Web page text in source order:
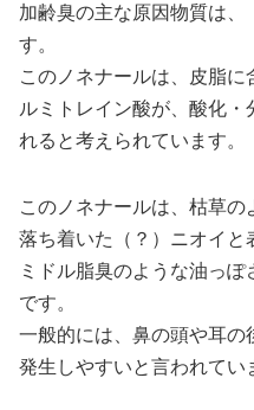
加齢臭の主な原因物質は
す。
このノネナールは、皮脂
ルミトレイン酸が、酸化・
れると考えられています。
このノネナールは、枯草
落ち着いた（？）ニオイと
ミドル脂臭のような油っ
です。
一般的には、鼻の頭や耳の
発生しやすいと言われてい